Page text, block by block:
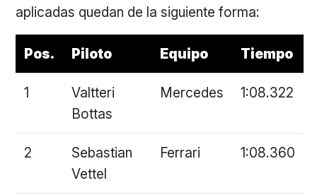
aplicadas quedan de la siguiente forma:
Pos. Piloto Equipo Tiempo
1
Valtteri
Bottas
Mercedes 1:08.322
2
Sebastian
Vettel
Ferrari 1:08.360